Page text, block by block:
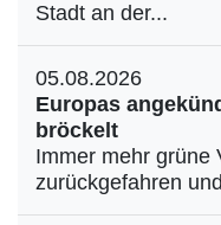
Stadt an der...
05.08.2026
Europas
bröckelt
Immer mehr grüne
zurückgefahren